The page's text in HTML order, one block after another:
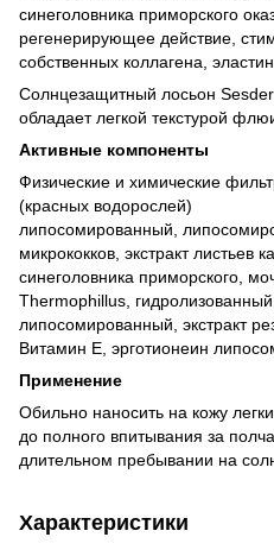
синеголовника приморского
регенерирующее действие,
собственных коллагена,
Солнцезащитный лосьон
обладает легкой текстурой
Активные компоненты
Физические и химические
(красных водорослей)
липосомированный,
микрококков, экстракт листьев
синеголовника приморского,
Thermophillus,
липосомированный, экстракт
Витамин Е, эрготионеин
Применение
Обильно наносить на кожу
до полного впитывания за
длительном пребывании на
Характеристики